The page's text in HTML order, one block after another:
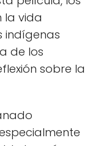
la vida
indígenas
de los
sobre la